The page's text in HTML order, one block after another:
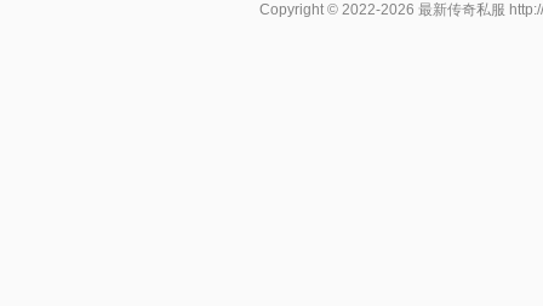
Copyright © 2022-2026最新传奇私服